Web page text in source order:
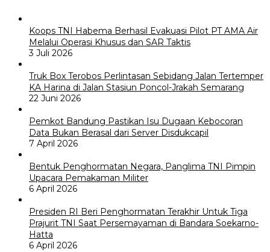
Koops TNI Habema Berhasil Evakuasi Pilot PT AMA Air
Melalui Operasi Khusus dan SAR Taktis
3 Juli 2026
Truk Box Terobos Perlintasan Sebidang Jalan Tertemper
KA Harina di Jalan Stasiun Poncol-Jrakah Semarang
22 Juni 2026
Pemkot Bandung Pastikan Isu Dugaan Kebocoran
Data Bukan Berasal dari Server Disdukcapil
7 April 2026
Bentuk Penghormatan Negara, Panglima TNI Pimpin
Upacara Pemakaman Militer
6 April 2026
Presiden RI Beri Penghormatan Terakhir Untuk Tiga
Prajurit TNI Saat Persemayaman di Bandara Soekarno-
Hatta
6 April 2026